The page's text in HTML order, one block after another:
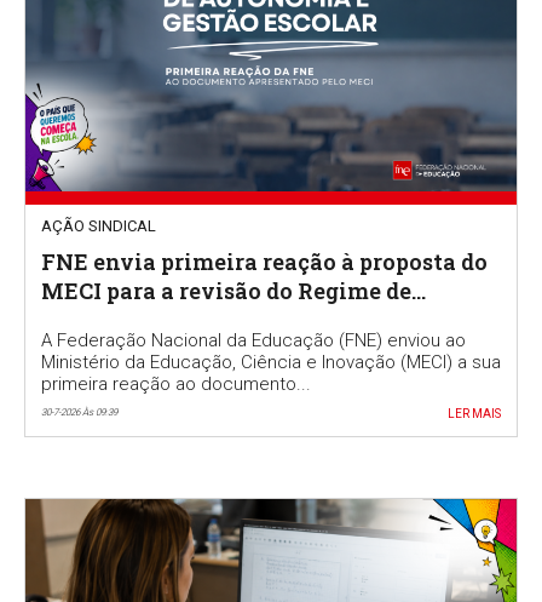
AÇÃO SINDICAL
FNE envia primeira reação à proposta do
MECI para a revisão do Regime de
A Federação Nacional da Educação (FNE) enviou ao
Ministério da Educação, Ciência e Inovação (MECI) a sua
primeira reação ao documento...
30-7-2026 Às 09:39 LER MAIS